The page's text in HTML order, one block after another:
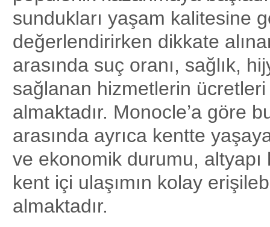
sundukları yaşam kalitesine
değerlendirirken dikkate
arasında suç oranı, sağlık,
sağlanan hizmetlerin
almaktadır. Monocle’a göre
arasında ayrıca kentte
ve ekonomik durumu, altyapı
kent içi ulaşımın kolay
almaktadır.